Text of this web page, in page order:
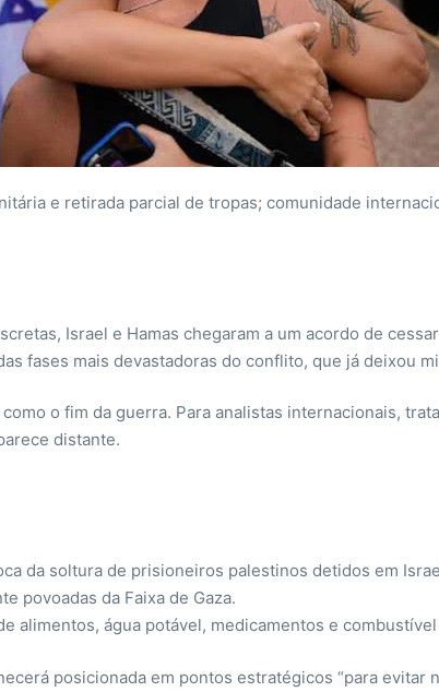
e retirada parcial de tropas; comunidade
Israel e Hamas chegaram a um acordo de
fases mais devastadoras do conflito, que já deixou
o fim da guerra. Para analistas internacionais,
distante.
da soltura de prisioneiros palestinos detidos em
povoadas da Faixa de Gaza.
água potável, medicamentos e
posicionada em pontos estratégicos “para evitar